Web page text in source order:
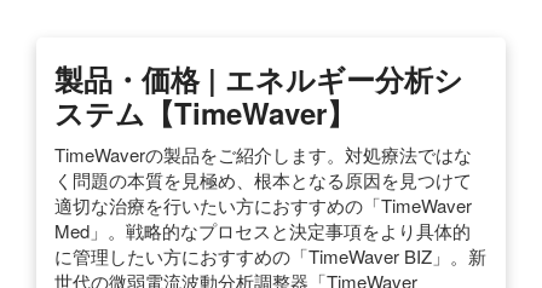
製品・価格 | エネルギー分析シ
ステム【TimeWaver】
TimeWaverの製品をご紹介します。対処療法ではな
く問題の本質を見極め、根本となる原因を見つけて
適切な治療を行いたい方におすすめの「TimeWaver
Med」。戦略的なプロセスと決定事項をより具体的
に管理したい方におすすめの「TimeWaver BIZ」。新
世代の微弱電流波動分析調整器「TimeWaver